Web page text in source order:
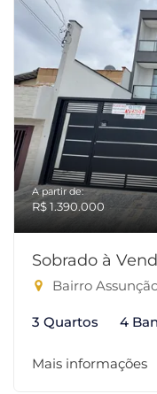
A partir de:
R$ 1.390.000
Sobrado à
Bairro
3 Quartos 4
Mais informações